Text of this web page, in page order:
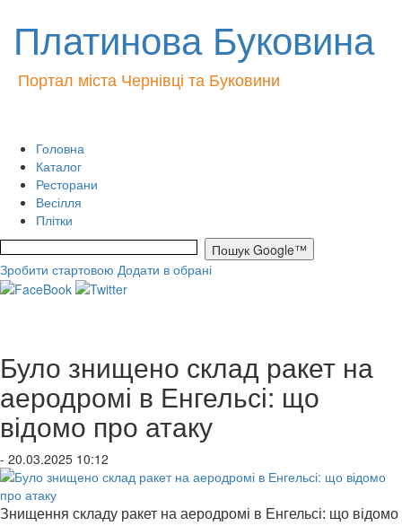
Платинова Буковина
Портал міста Чернівці та Буковини
Головна
Каталог
Ресторани
Весілля
Плітки
Зробити стартовою Додати в обрані
Було знищено склад ракет на
аеродромі в Енгельсі: що
відомо про атаку
- 20.03.2025 10:12
Знищення складу ракет на аеродромі в Енгельсі: що відомо